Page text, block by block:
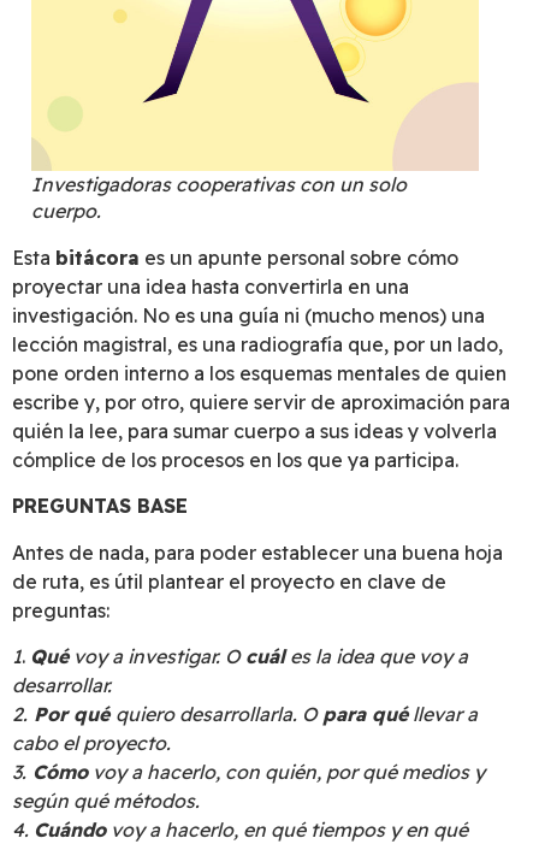
Investigadoras cooperativas con un solo
cuerpo.
Esta bitácora es un apunte personal sobre cómo
proyectar una idea hasta convertirla en una
investigación. No es una guía ni (mucho menos) una
lección magistral, es una radiografía que, por un lado,
pone orden interno a los esquemas mentales de quien
escribe y, por otro, quiere servir de aproximación para
quién la lee, para sumar cuerpo a sus ideas y volverla
cómplice de los procesos en los que ya participa.
PREGUNTAS BASE
Antes de nada, para poder establecer una buena hoja
de ruta, es útil plantear el proyecto en clave de
preguntas:
1. Quévoy a investigar. O cuáles la idea que voy a
desarrollar.
2. Por qué quiero desarrollarla. O para quéllevar a
cabo el proyecto.
3. Cómovoy a hacerlo, con quién, por qué medios y
según qué métodos.
4. Cuándovoy a hacerlo, en qué tiempos y en qué